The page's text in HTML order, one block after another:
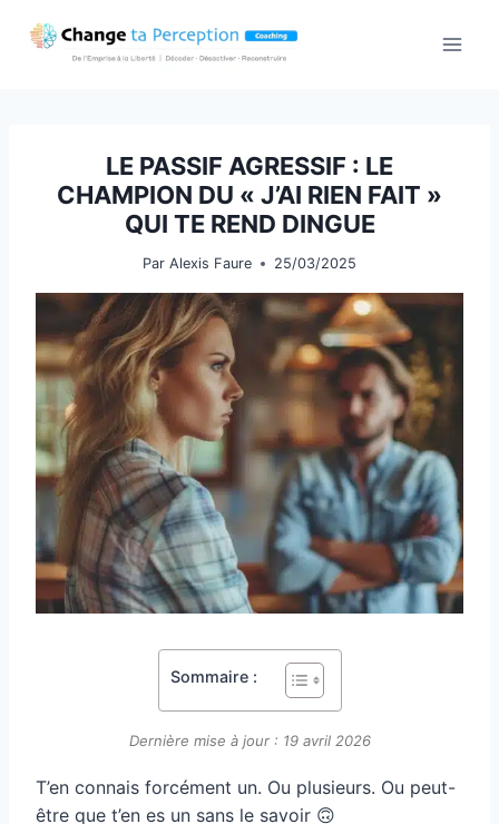
LE PASSIF AGRESSIF : LE
CHAMPION DU « J’AI RIEN FAIT »
QUI TE REND DINGUE
Par Alexis Faure 25/03/2025
Sommaire :
Dernière mise à jour : 19 avril 2026
T’en connais forcément un. Ou plusieurs. Ou peut-
être que t’en es un sans le savoir 🙃